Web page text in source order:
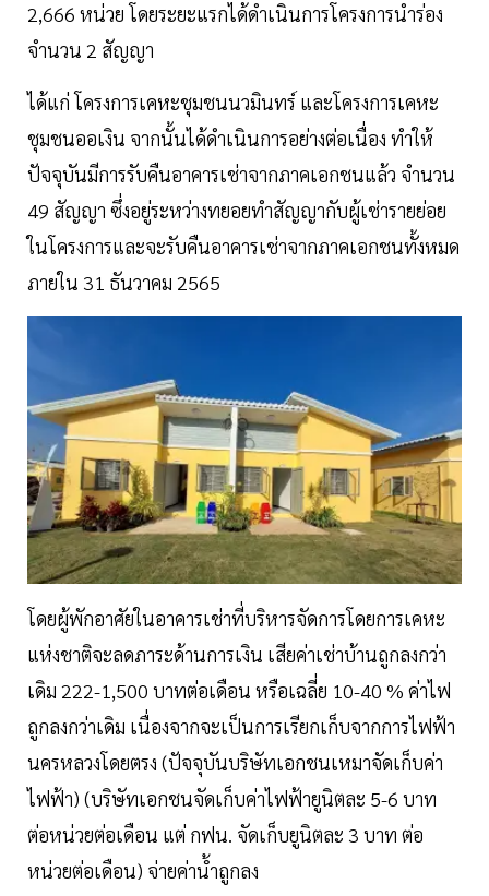
2,666 หน่วย โดยระยะแรกได้ดำเนินการโครงการนำร่อง
จำนวน 2 สัญญา
ได้แก่ โครงการเคหะชุมชนนวมินทร์ และโครงการเคหะ
ชุมชนออเงิน จากนั้นได้ดำเนินการอย่างต่อเนื่อง ทำให้
ปัจจุบันมีการรับคืนอาคารเช่าจากภาคเอกชนแล้ว จำนวน
49 สัญญา ซึ่งอยู่ระหว่างทยอยทำสัญญากับผู้เช่ารายย่อย
ในโครงการและจะรับคืนอาคารเช่าจากภาคเอกชนทั้งหมด
ภายใน 31 ธันวาคม 2565
โดยผู้พักอาศัยในอาคารเช่าที่บริหารจัดการโดยการเคหะ
แห่งชาติจะลดภาระด้านการเงิน เสียค่าเช่าบ้านถูกลงกว่า
เดิม 222-1,500 บาทต่อเดือน หรือเฉลี่ย 10-40 % ค่าไฟ
ถูกลงกว่าเดิม เนื่องจากจะเป็นการเรียกเก็บจากการไฟฟ้า
นครหลวงโดยตรง (ปัจจุบันบริษัทเอกชนเหมาจัดเก็บค่า
ไฟฟ้า) (บริษัทเอกชนจัดเก็บค่าไฟฟ้ายูนิตละ 5-6 บาท
ต่อหน่วยต่อเดือน แต่ กฟน. จัดเก็บยูนิตละ 3 บาท ต่อ
หน่วยต่อเดือน) จ่ายค่าน้ำถูกลง